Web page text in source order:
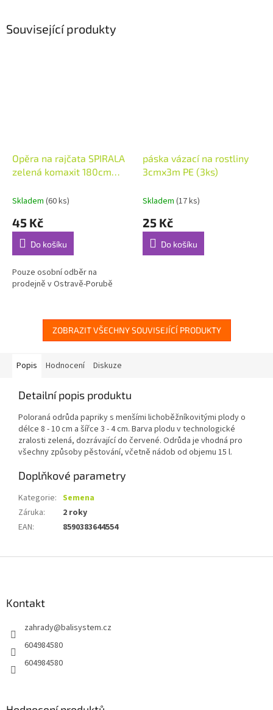
Související produkty
Opěra na rajčata SPIRALA
zelená komaxit 180cm
Skladem (60 ks)
45 Kč
Do košíku
Pouze osobní odběr na
prodejně v Ostravě-Porubě
páska vázací na rostliny
3cmx3m PE (3ks)
Skladem (17 ks)
25 Kč
Do košíku
ZOBRAZIT VŠECHNY SOUVISEJÍCÍ PRODUKTY
Popis Hodnocení Diskuze
Detailní popis produktu
Poloraná odrůda papriky s menšími lichoběžníkovitými plody o
délce 8 - 10 cm a šířce 3 - 4 cm. Barva plodu v technologické
zralosti zelená, dozrávající do červené. Odrůda je vhodná pro
všechny způsoby pěstování, včetně nádob od objemu 15 l.
Doplňkové parametry
Kategorie: Semena
Záruka:
2 roky
EAN: 8590383644554
Kontakt
zahrady@balisystem.cz
604984580
604984580